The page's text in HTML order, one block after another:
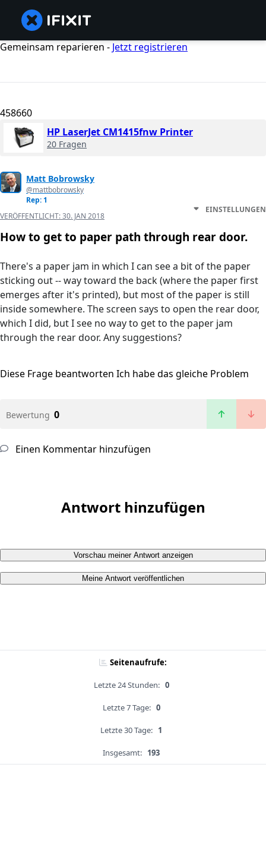
Gemeinsam reparieren - Jetzt registrieren
458660
HP LaserJet CM1415fnw Printer
20 Fragen
Matt Bobrowsky
@mattbobrowsky
Rep: 1
VERÖFFENTLICHT:30. JAN 2018
EINSTELLUNGEN
How to get to paper path through rear door.
There's a paper jam in which I can see a bit of the paper
sticking out -- way toward the back (where the paper first
emerges after it's printed), but most of the paper is still
inside somewhere. The screen says to open the rear door,
which I did, but I see no way to get to the paper jam
through the rear door. Any suggestions?
Diese Frage beantworten Ich habe das gleiche Problem
Bewertung 0
Einen Kommentar hinzufügen
Antwort hinzufügen
Vorschau meiner Antwort anzeigen
Meine Antwort veröffentlichen
Seitenaufrufe:
Letzte 24 Stunden: 0
Letzte 7 Tage: 0
Letzte 30 Tage: 1
Insgesamt: 193